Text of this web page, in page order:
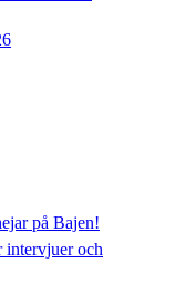
på Bajen!
intervjuer och